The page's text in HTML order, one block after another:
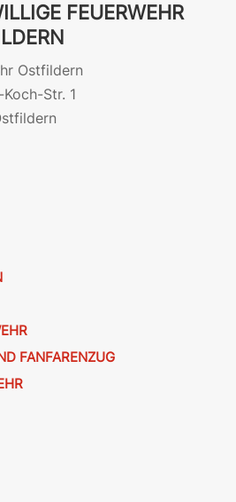
FEUERWEHR
Ostfildern
Str. 1
FANFARENZUG